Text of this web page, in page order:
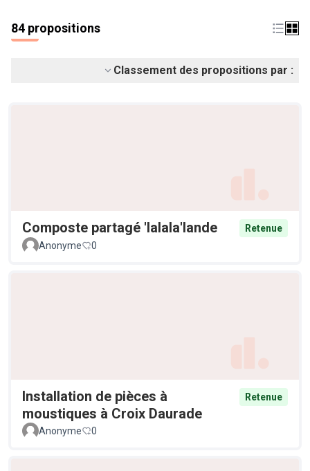
84 propositions
Classement des propositions par :
Composte partagé 'lalala'lande
Retenue
Anonyme
0
Installation de pièces à
moustiques à Croix Daurade
Retenue
Anonyme 0